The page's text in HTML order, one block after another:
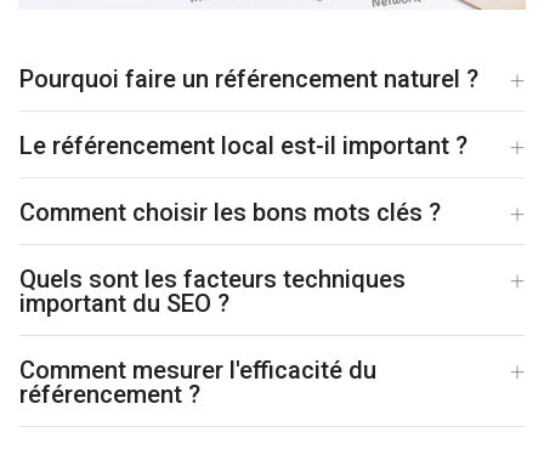
Pourquoi faire un référencement naturel ?
Le référencement local est-il important ?
Comment choisir les bons mots clés ?
Quels sont les facteurs techniques
important du SEO ?
Comment mesurer l'efficacité du
référencement ?